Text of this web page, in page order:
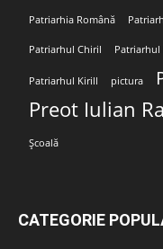
Patriarhia Română
Patriarhul Chiril Patriarhul
Patriarhul Kirill pictura
Preot Iulian
Școală
CATEGORIE